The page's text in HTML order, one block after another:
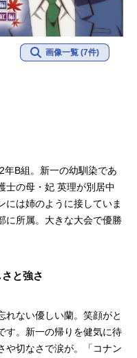
画像一覧 (7件)
B組。新一の幼馴染であ
士の母・妃 英理が別居中
には姉のように接していま
に所属。大きな大会で優勝
と強さ
れない優しい蘭。笑顔がと
す。新一の帰りを健気に待
や切なさで涙が。「コナン